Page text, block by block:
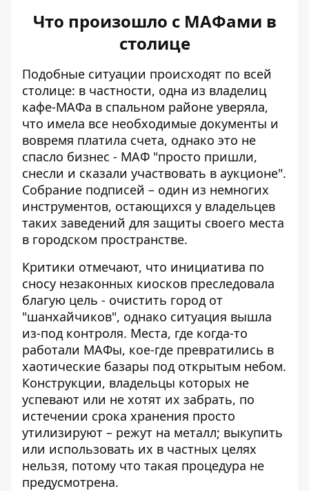
Что произошло с МАФами в
столице
Подобные ситуации происходят по всей
столице: в частности, одна из владелиц
кафе-МАФа в спальном районе уверяла,
что имела все необходимые документы и
вовремя платила счета, однако это не
спасло бизнес - МАФ "просто пришли,
снесли и сказали участвовать в аукционе".
Собрание подписей – один из немногих
инструментов, остающихся у владельцев
таких заведений для защиты своего места
в городском пространстве.
Критики отмечают, что инициатива по
сносу незаконных киосков преследовала
благую цель - очистить город от
"шанхайчиков", однако ситуация вышла
из-под контроля. Места, где когда-то
работали МАФы, кое-где превратились в
хаотические базары под открытым небом.
Конструкции, владельцы которых не
успевают или не хотят их забрать, по
истечении срока хранения просто
утилизируют – режут на металл; выкупить
или использовать их в частных целях
нельзя, потому что такая процедура не
предусмотрена.